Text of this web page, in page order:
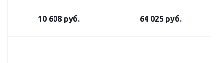
10 608руб. 64 025руб.